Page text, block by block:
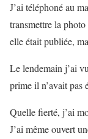
J’ai téléphoné au
transmettre la
elle était publiée,
Le lendemain j’ai
prime il n’avait pas
Quelle fierté, j’ai
J’ai même ouvert